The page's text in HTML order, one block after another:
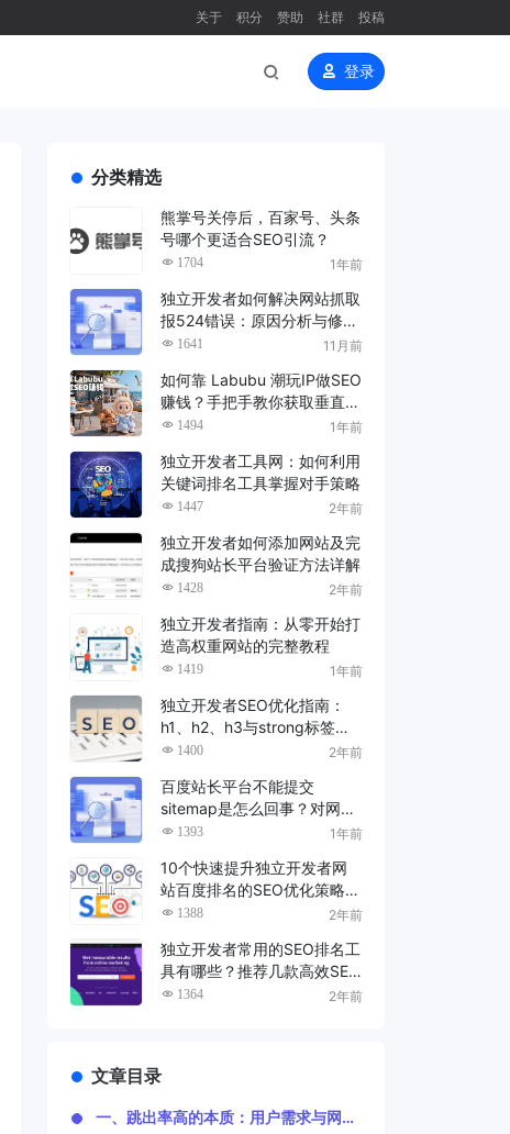
关于 积分 赞助 社群 投稿
登录
分类精选
熊掌号关停后，百家号、头条
号哪个更适合SEO引流？
1704 1年前
独立开发者如何解决网站抓取
报524错误：原因分析与修复
指南
1641 11月前
如何靠 Labubu 潮玩IP做SEO
赚钱？手把手教你获取垂直领
域的精准流量
1494 1年前
独立开发者工具网：如何利用
关键词排名工具掌握对手策略
1447 2年前
独立开发者如何添加网站及完
成搜狗站长平台验证方法详解
1428 2年前
独立开发者指南：从零开始打
造高权重网站的完整教程
1419 1年前
独立开发者SEO优化指南：
h1、h2、h3与strong标签的
实战技巧
1400 2年前
百度站长平台不能提交
sitemap是怎么回事？对网站
有什么影响？
1393 1年前
10个快速提升独立开发者网
站百度排名的SEO优化策略分
享(超详细)
1388 2年前
独立开发者常用的SEO排名工
具有哪些？推荐几款高效SEO
优化工具
1364 2年前
文章目录
一、跳出率高的本质：用户需求与网站供给的错配